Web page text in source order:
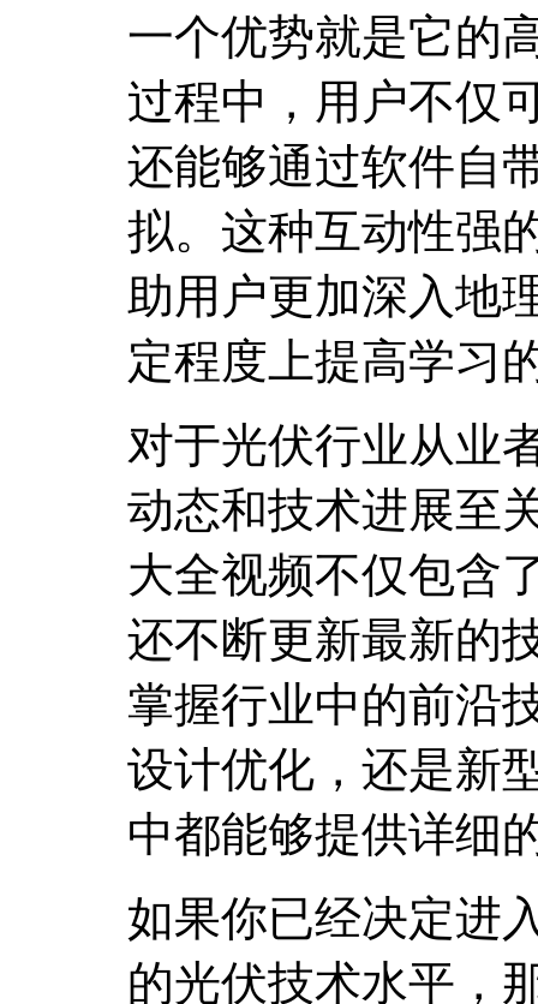
一个优势就是它的
过程中，用户不仅
还能够通过软件自
拟。这种互动性强
助用户更加深入地
定程度上提高学习
对于光伏行业从业
动态和技术进展至
大全视频不仅包含
还不断更新最新的
掌握行业中的前沿
设计优化，还是新
中都能够提供详细
如果你已经决定进
的光伏技术水平，